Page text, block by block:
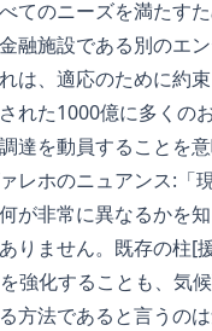
てのニーズを満たす
融施設である別のエ
は、適応のために約
れた1000億に多くの
達を動員することを意
レホのニュアンス:「
が非常に異なるかを
りません。既存の柱[
強化することも、気
方法であると言うの